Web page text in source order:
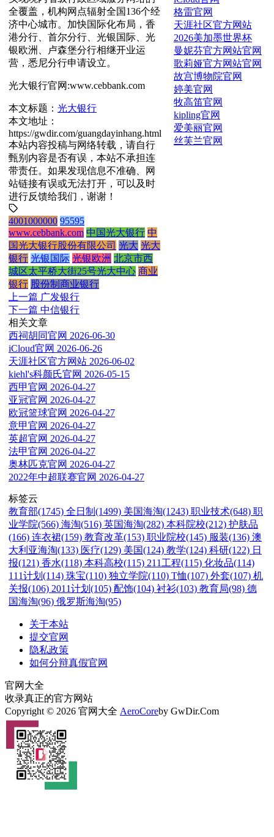
全覆盖，机构网点辐射全国136个经
济中心城市。加快国际化布局，香
港分行、首尔分行、光银国际、光
银欧洲、卢森堡分行相继开业运
营，悉尼分行申请设立。
光大银行官网:www.cebbank.com
本文标题： 光大银行
本文地址：
https://gwdir.com/guangdayinhang.html
本站内容投稿与网络转载，请自行
甄别内容是否有误，本站不承担连
带责任。如果发现信息不准确、网
站链接有误或无法打开，可以及时
进行反馈给我们，谢谢！
4001000000 95595
www.cebbank.com 中国光大银行 中
国光大银行股份有限公司 光大 光大
银行 光银国际 光银欧洲 北京市西
城区太平桥大街25号光大中心 商业
银行 股份制商业银行
上一篇 广发银行
下一篇 中信银行
相关文章
西祠胡同官网 2026-06-30
iCloud官网 2026-06-26
天涯社区官方网站 2026-06-02
kiehl's科颜氏官网 2026-05-15
西甲官网 2026-04-27
亚冠官网 2026-04-27
欧冠篮球官网 2026-04-27
意甲官网 2026-04-27
英超官网 2026-04-27
法甲官网 2026-04-27
奥林匹克官网 2026-04-27
2022年中超联赛官网 2026-04-27
格雷官网
天涯社区官方网站
2026美加墨世界杯
曼妮芬官方网站官网
歌莉娅官方网站官网
故宫博物院官网
婷美官网
牧高笛官网
kipling官网
爱美丽官网
丝芙兰官网
标签云
教育部(1745) 全日制(1499) 美国海淘(1243) 职业技术(648) 职
业学院(566) 海淘(516) 英国海淘(282) 本科院校(212) 护肤品
(166) 连衣裙(159) 教育改革(153) 职业院校(145) 服装(136) 澳
大利亚海淘(133) 医疗(129) 美国(124) 教学(124) 科研(122) 日
报(121) 香水(118) 本科高校(115) 211工程(115) 化妆品(114)
111计划(114) 珠宝(110) 独立学院(110) T恤(107) 外套(107) 机
关报(106) 2011计划(105) 配饰(104) 衬衫(103) 教育局(98) 德
国海淘(96) 俄罗斯海淘(95)
关于本站
提交官网
隐私政策
如何分辩真假官网
官网大全
收录真正的官方网站
Copyright © 2026 官网大全 AeroCoreby GwDir.Com